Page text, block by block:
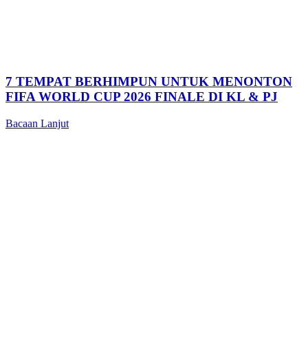
7 TEMPAT BERHIMPUN UNTUK MENONTON
FIFA WORLD CUP 2026 FINALE DI KL & PJ
Bacaan Lanjut